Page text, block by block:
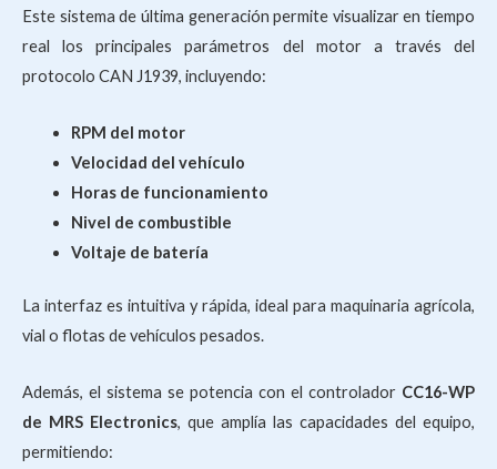
Este sistema de última generación permite visualizar en tiempo
real los principales parámetros del motor a través del
protocolo CAN J1939, incluyendo:
RPM del motor
Velocidad del vehículo
Horas de funcionamiento
Nivel de combustible
Voltaje de batería
La interfaz es intuitiva y rápida, ideal para maquinaria agrícola,
vial o flotas de vehículos pesados.
Además, el sistema se potencia con el controlador CC16-WP
de MRS Electronics, que amplía las capacidades del equipo,
permitiendo: